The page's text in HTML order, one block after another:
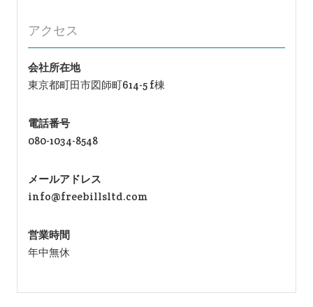
ン
アクセス
会社所在地
東京都町田市図師町614-5 f棟
電話番号
080-1034-8548
メールアドレス
info@freebillsltd.com
営業時間
年中無休